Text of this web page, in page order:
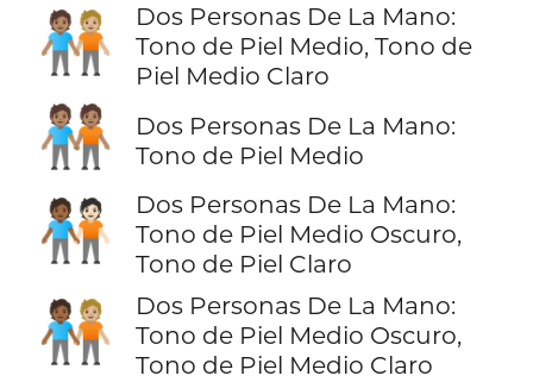
🧑🏽‍🤝‍🧑🏼
Dos Personas De La Mano:
Tono de Piel Medio, Tono de
Piel Medio Claro
🧑🏽‍🤝‍🧑🏽
Dos Personas De La Mano:
Tono de Piel Medio
🧑🏾‍🤝‍🧑🏻
Dos Personas De La Mano:
Tono de Piel Medio Oscuro,
Tono de Piel Claro
🧑🏾‍🤝‍🧑🏼
Dos Personas De La Mano:
Tono de Piel Medio Oscuro,
Tono de Piel Medio Claro